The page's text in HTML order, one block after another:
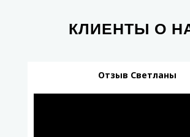
КЛИЕНТЫ О
Отзыв Светланы